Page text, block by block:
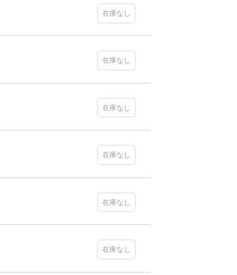
在庫なし
在庫なし
在庫なし
在庫なし
在庫なし
在庫なし